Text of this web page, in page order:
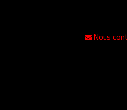
Nous